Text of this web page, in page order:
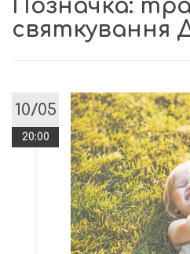
Позначка:
святкування
10/05
20:00